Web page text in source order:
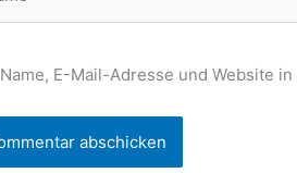
Name, E-Mail-Adresse und Website